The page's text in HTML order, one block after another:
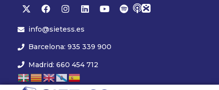
info@sietess.es
Barcelona: 935 339 900
Madrid: 660 454 712